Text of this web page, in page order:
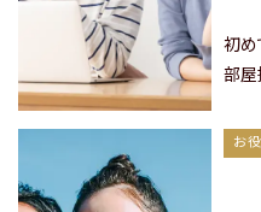
関東エリア
初め
部屋
女が
カッ
ん
お